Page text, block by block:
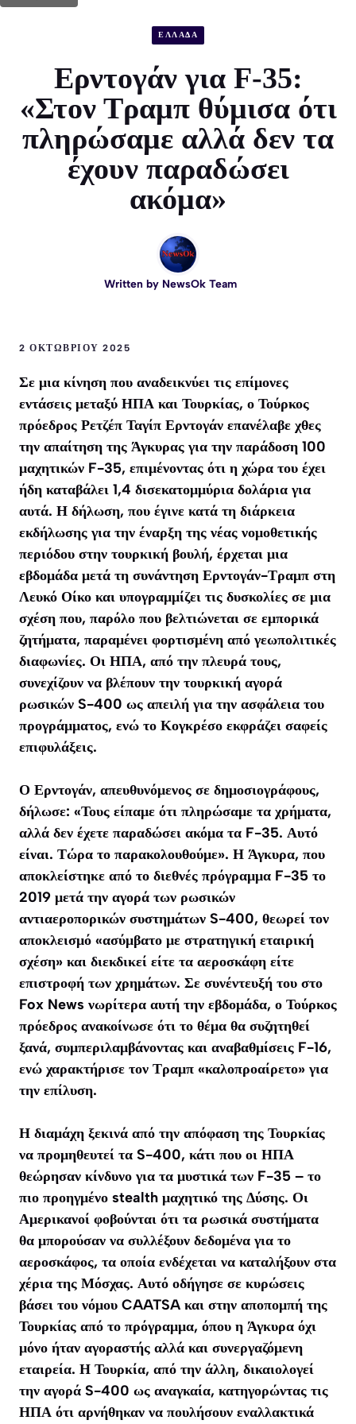
ΕΛΛΑΔΑ
Ερντογάν για F-35:
«Στον Τραμπ θύμισα ότι
πληρώσαμε αλλά δεν τα
έχουν παραδώσει
ακόμα»
Written by NewsOk Team
2 ΟΚΤΩΒΡΊΟΥ 2025
Σε μια κίνηση που αναδεικνύει τις επίμονες
εντάσεις μεταξύ ΗΠΑ και Τουρκίας, ο Τούρκος
πρόεδρος Ρετζέπ Ταγίπ Ερντογάν επανέλαβε χθες
την απαίτηση της Άγκυρας για την παράδοση 100
μαχητικών F-35, επιμένοντας ότι η χώρα του έχει
ήδη καταβάλει 1,4 δισεκατομμύρια δολάρια για
αυτά. Η δήλωση, που έγινε κατά τη διάρκεια
εκδήλωσης για την έναρξη της νέας νομοθετικής
περιόδου στην τουρκική βουλή, έρχεται μια
εβδομάδα μετά τη συνάντηση Ερντογάν-Τραμπ στη
Λευκό Οίκο και υπογραμμίζει τις δυσκολίες σε μια
σχέση που, παρόλο που βελτιώνεται σε εμπορικά
ζητήματα, παραμένει φορτισμένη από γεωπολιτικές
διαφωνίες. Οι ΗΠΑ, από την πλευρά τους,
συνεχίζουν να βλέπουν την τουρκική αγορά
ρωσικών S-400 ως απειλή για την ασφάλεια του
προγράμματος, ενώ το Κογκρέσο εκφράζει σαφείς
επιφυλάξεις.
Ο Ερντογάν, απευθυνόμενος σε δημοσιογράφους,
δήλωσε: «Τους είπαμε ότι πληρώσαμε τα χρήματα,
αλλά δεν έχετε παραδώσει ακόμα τα F-35. Αυτό
είναι. Τώρα το παρακολουθούμε». Η Άγκυρα, που
αποκλείστηκε από το διεθνές πρόγραμμα F-35 το
2019 μετά την αγορά των ρωσικών
αντιαεροπορικών συστημάτων S-400, θεωρεί τον
αποκλεισμό «ασύμβατο με στρατηγική εταιρική
σχέση» και διεκδικεί είτε τα αεροσκάφη είτε
επιστροφή των χρημάτων. Σε συνέντευξή του στο
Fox News νωρίτερα αυτή την εβδομάδα, ο Τούρκος
πρόεδρος ανακοίνωσε ότι το θέμα θα συζητηθεί
ξανά, συμπεριλαμβάνοντας και αναβαθμίσεις F-16,
ενώ χαρακτήρισε τον Τραμπ «καλοπροαίρετο» για
την επίλυση.
Η διαμάχη ξεκινά από την απόφαση της Τουρκίας
να προμηθευτεί τα S-400, κάτι που οι ΗΠΑ
θεώρησαν κίνδυνο για τα μυστικά των F-35 – το
πιο προηγμένο stealth μαχητικό της Δύσης. Οι
Αμερικανοί φοβούνται ότι τα ρωσικά συστήματα
θα μπορούσαν να συλλέξουν δεδομένα για το
αεροσκάφος, τα οποία ενδέχεται να καταλήξουν στα
χέρια της Μόσχας. Αυτό οδήγησε σε κυρώσεις
βάσει του νόμου CAATSA και στην αποπομπή της
Τουρκίας από το πρόγραμμα, όπου η Άγκυρα όχι
μόνο ήταν αγοραστής αλλά και συνεργαζόμενη
εταιρεία. Η Τουρκία, από την άλλη, δικαιολογεί
την αγορά S-400 ως αναγκαία, κατηγορώντας τις
ΗΠΑ ότι αρνήθηκαν να πουλήσουν εναλλακτικά